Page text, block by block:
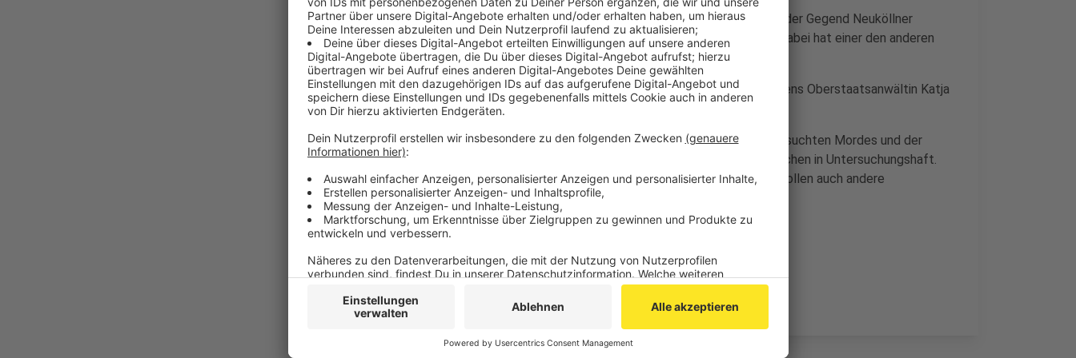
In der Nacht von Dienstag auf Mittwoch (12./13.11.2024) sind in der Gegend Neuköllner
Straße/Charlottenburger Allee zwei Männer aneinandergeraten, dabei hat einer den anderen
mit einem Messer schwer verletzt.
Das Opfer ist durch eine Notoperation gerettet worden, so Aachens Oberstaatsanwältin Katja
Schlenkermann-Pitts zu Antenne AC.
Ein Verdächtiger ist wegen des dringenden Tatverdachts des versuchten Mordes und der
gefährlichen Körperverletzung verhaftet worden und sitzt inzwischen in Untersuchungshaft.
Die beiden Männer könnten sich gekannt haben, das Geschehen sollen auch andere
beobachtet haben.
Wer mehr dazu weiß, wendet sich bitte an die Aachener Polizei.
Anzeige